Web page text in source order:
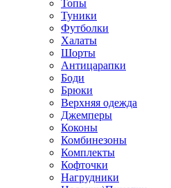
Топы
Туники
Футболки
Халаты
Шорты
Антицарапки
Боди
Брюки
Верхняя одежда
Джемперы
Коконы
Комбинезоны
Комплекты
Кофточки
Нагрудники